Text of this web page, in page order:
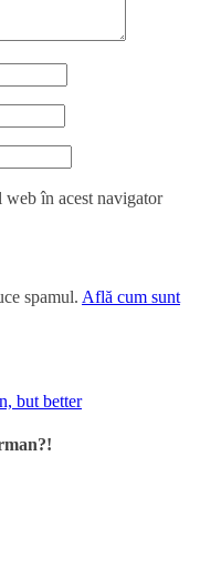
web în acest navigator
spamul. Află cum sunt